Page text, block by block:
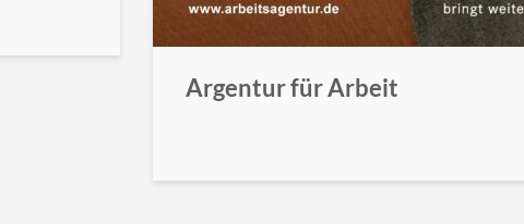
Argentur für Arbeit